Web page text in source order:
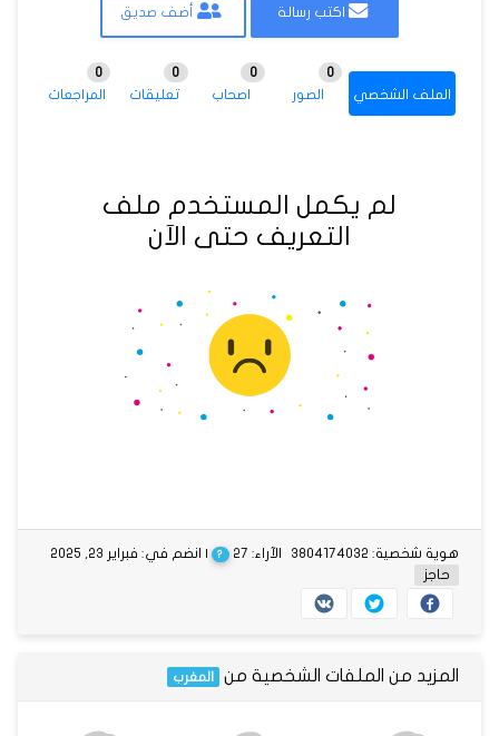
اكتب رسالة أضف صديق
الملف الشخصي الصور
0
اصحاب
0
تعليقات
0
المراجعات
0
لم يكمل المستخدم ملف
التعريف حتى الآن
الآراء: 27 ? | انضم في: فبراير 23, 2025
هوية شخصية: 3804174032
حاجز
المزيد من الملفات الشخصية من المغرب